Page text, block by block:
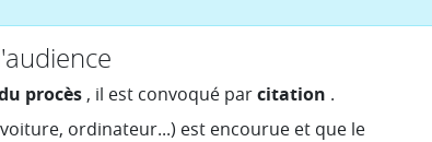
procès , il est convoqué parcitation .
ordinateur...) est encourue et que le